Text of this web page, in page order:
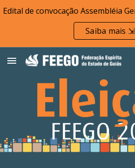
Skip to main content
Saiba mais ⇲